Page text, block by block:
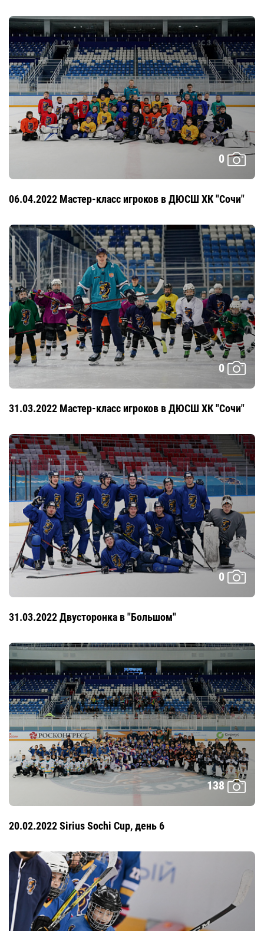
0
06.04.2022 Мастер-класс игроков в ДЮСШ ХК "Сочи"
0
31.03.2022 Мастер-класс игроков в ДЮСШ ХК "Сочи"
0
31.03.2022 Двусторонка в "Большом"
138
20.02.2022 Sirius Sochi Cup, день 6